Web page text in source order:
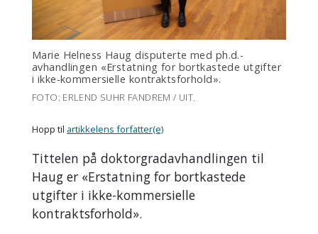
Marie Helness Haug disputerte med ph.d.-
avhandlingen «Erstatning for bortkastede utgifter
i ikke-kommersielle kontraktsforhold».
FOTO: ERLEND SUHR FANDREM / UIT.
Hopp til artikkelens forfatter(e)
Tittelen på doktorgradavhandlingen til
Haug er «Erstatning for bortkastede
utgifter i ikke-kommersielle
kontraktsforhold».